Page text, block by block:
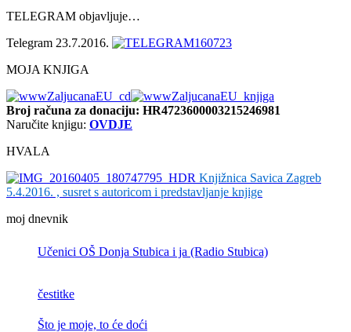
TELEGRAM objavljuje…
Telegram 23.7.2016.
MOJA KNJIGA
Broj računa za donaciju: HR4723600003215246981
Naručite knjigu: OVDJE
HVALA
Knjižnica Savica Zagreb
5.4.2016. , susret s autoricom i predstavljanje knjige
moj dnevnik
Učenici OŠ Donja Stubica i ja (Radio Stubica)
čestitke
Što je moje, to će doći